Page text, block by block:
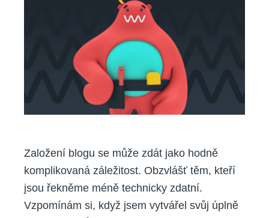
vlastní
(návod
začátečníky)
Založení blogu se může zdát jako hodně
komplikovaná záležitost. Obzvlášť těm, kteří
jsou řekněme méně technicky zdatní.
Vzpomínám si, když jsem vytvářel svůj úplně